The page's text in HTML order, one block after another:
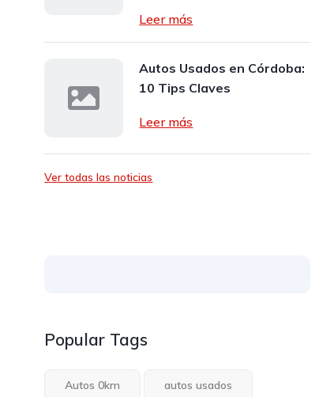
Leer más
Autos Usados en Córdoba:
10 Tips Claves
Leer más
Ver todas las noticias
Popular Tags
Autos 0km autos usados